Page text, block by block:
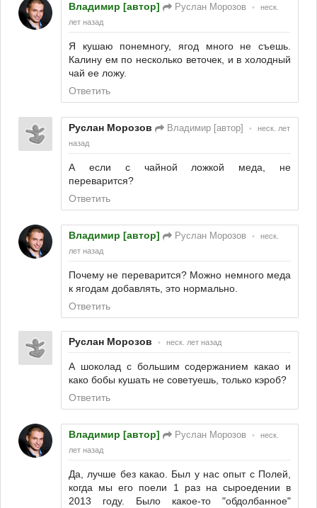
Владимир [автор] Руслан Морозов •
неск.
лет назад
Я кушаю понемногу, ягод много не съешь.
Калину ем по несколько веточек, и в холодный
чай ее ложу.
Ответить
Руслан Морозов Владимир [автор] •
неск. лет
назад
А если с чайной ложкой меда, не
переварится?
Ответить
Владимир [автор] Руслан Морозов •
неск.
лет назад
Почему не переварится? Можно немного меда
к ягодам добавлять, это нормально.
Ответить
Руслан Морозов • неск. лет назад
А шоколад с большим содержанием какао и
како бобы кушать не советуешь, только кэроб?
Ответить
Владимир [автор] Руслан Морозов •
неск.
лет назад
Да, лучше без какао. Был у нас опыт с Полей,
когда мы его поели 1 раз на сыроедении в
2013 году. Было какое-то "обдолбанное"